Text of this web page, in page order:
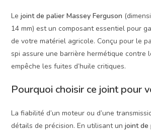
Lejoint de palier Massey Ferguson
14 mm) est un composant essentiel pour
de votre matériel agricole. Conçu pour le
spi assure une barrière hermétique contre
empêche les fuites d’huile critiques.
Pourquoi choisir ce jointpour
La fiabilité d’un moteur ou d’une
détails de précision. En utilisant unjoint de